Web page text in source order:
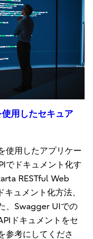
用したセキュア
使用したアプリケー
でドキュメント化す
RESTful Web
ュメント化方法、
、Swagger UIでの
ドキュメントをセ
参考にしてくださ